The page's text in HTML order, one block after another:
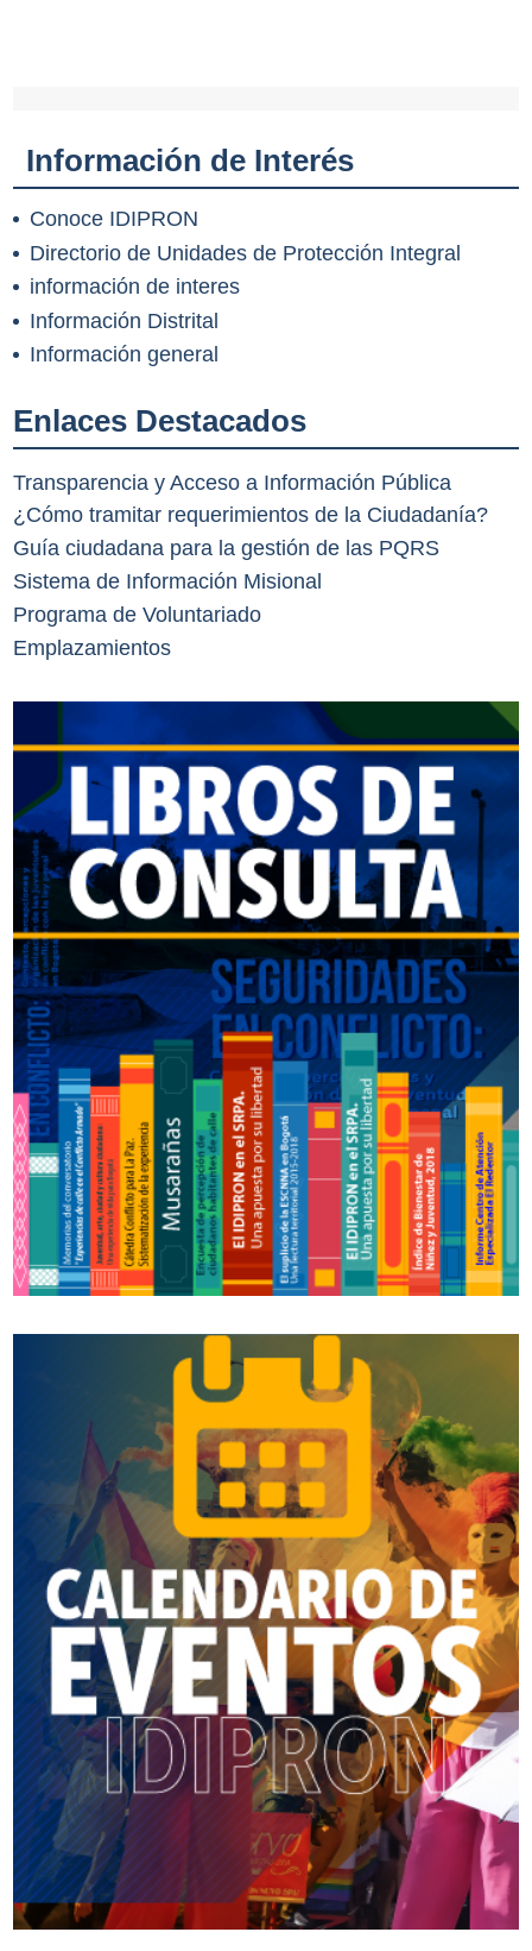
Información de Interés
Conoce IDIPRON
Directorio de Unidades de Protección Integral
información de interes
Información Distrital
Información general
Enlaces Destacados
Transparencia y Acceso a Información Pública
¿Cómo tramitar requerimientos de la Ciudadanía?
Guía ciudadana para la gestión de las PQRS
Sistema de Información Misional
Programa de Voluntariado
Emplazamientos